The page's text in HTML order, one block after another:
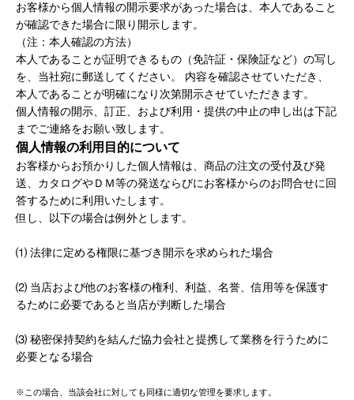
お客様から個人情報の開示要求があった場合は、本人であること
が確認できた場合に限り開示します。
（注：本人確認の方法）
本人であることが証明できるもの（免許証・保険証など）の写し
を、当社宛に郵送してください。 内容を確認させていただき、
本人であることが明確になり次第開示させていただきます。
個人情報の開示、訂正、および利用・提供の中止の申し出は下記
までご連絡をお願い致します。
個人情報の利用目的について
お客様からお預かりした個人情報は、商品の注文の受付及び発
送、カタログやＤＭ等の発送ならびにお客様からのお問合せに回
答するために利用いたします。
但し、以下の場合は例外とします。
⑴ 法律に定める権限に基づき開示を求められた場合
⑵ 当店および他のお客様の権利、利益、名誉、信用等を保護す
るために必要であると当店が判断した場合
⑶ 秘密保持契約を結んだ協力会社と提携して業務を行うために
必要となる場合
※この場合、当該会社に対しても同様に適切な管理を要求します。